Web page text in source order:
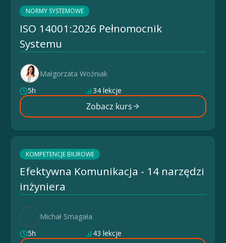
NORMY SYSTEMOWE
ISO 14001:2026 Pełnomocnik
Systemu
Małgorzata Woźniak
5h
34 lekcje
Zobacz kurs
KOMPETENCJE BIUROWE
Efektywna Komunikacja - 14 narzędzi
inżyniera
Michał Smagała
5h
43 lekcje